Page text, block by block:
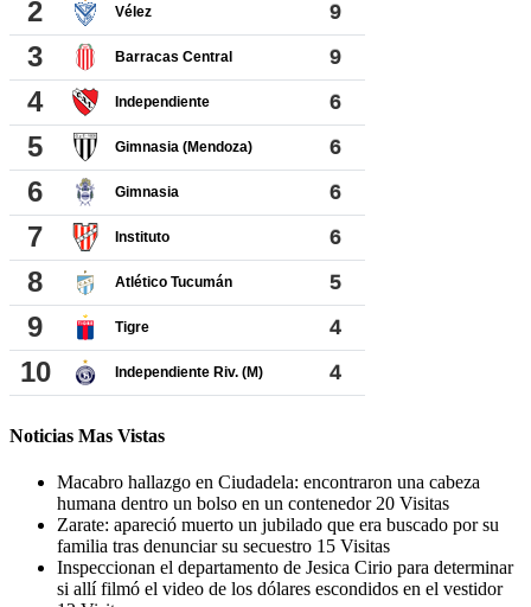
Noticias Mas Vistas
Macabro hallazgo en Ciudadela: encontraron una cabeza
humana dentro un bolso en un contenedor 20 Visitas
Zarate: apareció muerto un jubilado que era buscado por su
familia tras denunciar su secuestro 15 Visitas
Inspeccionan el departamento de Jesica Cirio para determinar
si allí filmó el video de los dólares escondidos en el vestidor